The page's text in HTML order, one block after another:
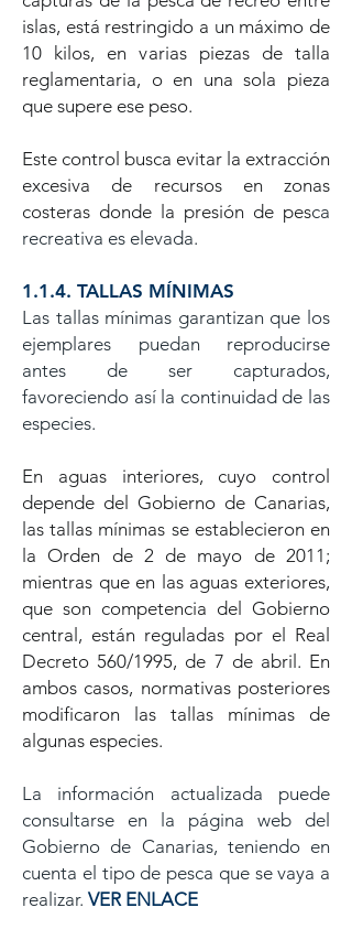
islas, está restringido a un máximo de
10 kilos, en varias piezas de talla
reglamentaria, o en una sola pieza
que supere ese peso.
Este control busca evitar la extracción
excesiva de recursos en zonas
costeras donde la presión de pesca
recreativa es elevada.
1.1.4. TALLAS MÍNIMAS
Las tallas mínimas garantizan que los
ejemplares puedan reproducirse
antes de ser capturados,
favoreciendo así la continuidad de las
especies.
En aguas interiores, cuyo control
depende del Gobierno de Canarias,
las tallas mínimas se establecieron en
la Orden de 2 de mayo de 2011;
mientras que en las aguas exteriores,
que son competencia del Gobierno
central, están reguladas por el Real
Decreto 560/1995, de 7 de abril. En
ambos casos, normativas posteriores
modificaron las tallas mínimas de
algunas especies.
La información actualizada puede
consultarse en la página web del
Gobierno de Canarias, teniendo en
cuenta el tipo de pesca que se vaya a
realizar. VER ENLACE